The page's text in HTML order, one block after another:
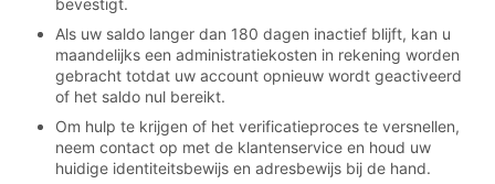
bevestigt.
Als uw saldo langer dan 180 dagen inactief blijft, kan u
maandelijks een administratiekosten in rekening worden
gebracht totdat uw account opnieuw wordt geactiveerd
of het saldo nul bereikt.
Om hulp te krijgen of het verificatieproces te versnellen,
neem contact op met de klantenservice en houd uw
huidige identiteitsbewijs en adresbewijs bij de hand.